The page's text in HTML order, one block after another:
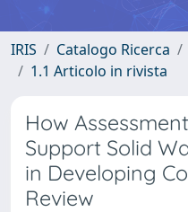
IRIS Catalogo Ricerca
1.1 Articolo in rivista
How
Support Solid
in Developing
Review